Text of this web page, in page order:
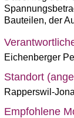
Bauteilen, der
Eichenberger
Standort
Rapperswil-Jona
Empfohlene